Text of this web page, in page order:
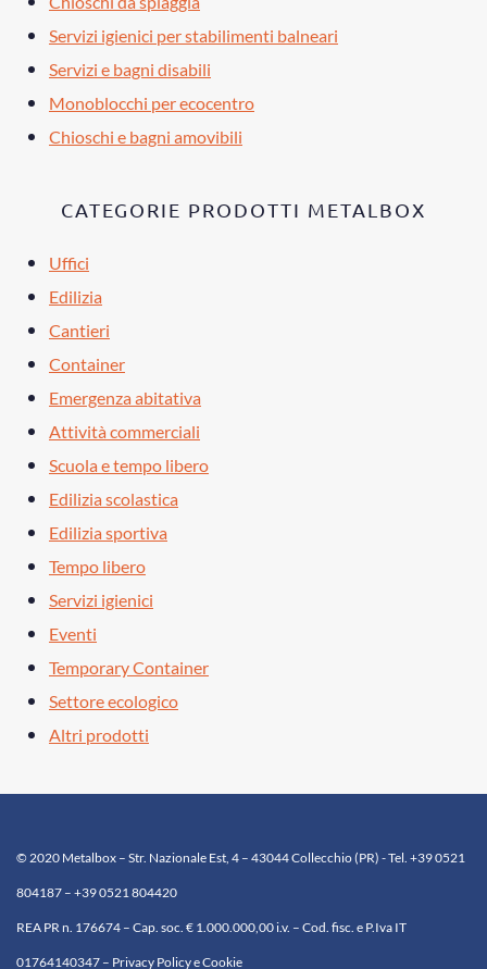
Servizi igienici per stabilimenti balneari
Servizi e bagni disabili
Monoblocchi per ecocentro
Chioschi e bagni amovibili
CATEGORIE PRODOTTI METALBOX
Uffici
Edilizia
Cantieri
Container
Emergenza abitativa
Attività commerciali
Scuola e tempo libero
Edilizia scolastica
Edilizia sportiva
Tempo libero
Servizi igienici
Eventi
Temporary Container
Settore ecologico
Altri prodotti
© 2020 Metalbox – Str. Nazionale Est, 4 – 43044 Collecchio (PR) - Tel. +39 0521
804187 – +39 0521 804420
REA PR n. 176674 – Cap. soc. € 1.000.000,00 i.v. – Cod. fisc. e P.Iva IT
01764140347 – Privacy Policy e Cookie